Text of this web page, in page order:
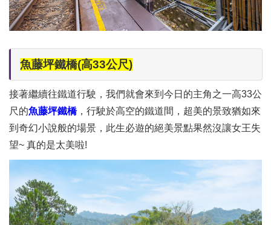
魚藤坪鐵橋(高33公尺)
接著繼續往鐵道行駛，我們就會來到今日的主角之一高33公
尺的魚藤坪鐵橋，行駛於高空的鐵道間，超美的景致猶如來
到奇幻小說般的場景，此生必遊的絕美景點果然沒讓女王失
望~ 真的是太美啦!